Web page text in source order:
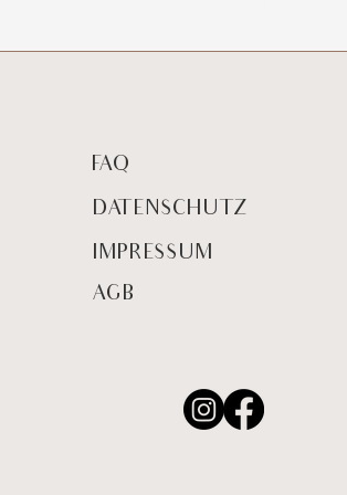
FAQ
DATENSCHUTZ
IMPRESSUM
AGB